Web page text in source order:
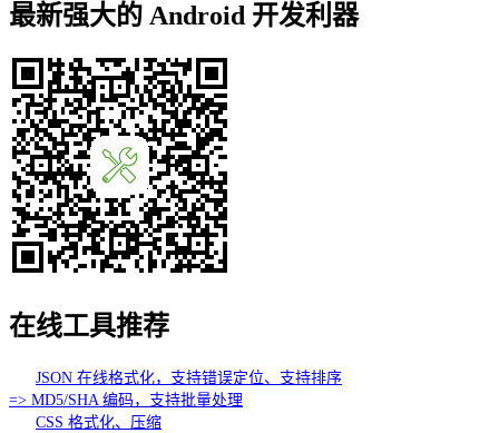
最新强大的 Android 开发利器
在线工具推荐
JSON 在线格式化，支持错误定位、支持排序
=> MD5/SHA 编码，支持批量处理
CSS 格式化、压缩